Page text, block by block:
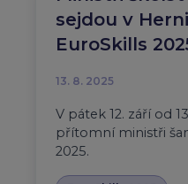
sejdou v
EuroSkills
13. 8. 2025
V pátek 12. září od
přítomní ministři
2025.